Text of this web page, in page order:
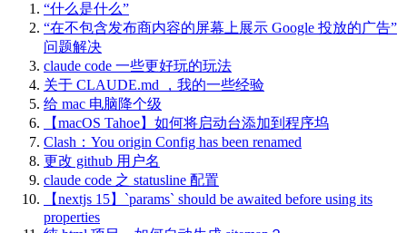
“什么是什么”
“在不包含发布商内容的屏幕上展示 Google 投放的广告”
问题解决
claude code 一些更好玩的玩法
关于 CLAUDE.md ，我的一些经验
给 mac 电脑降个级
【macOS Tahoe】如何将启动台添加到程序坞
Clash：You origin Config has been renamed
更改 github 用户名
claude code 之 statusline 配置
【nextjs 15】`params` should be awaited before using its
properties